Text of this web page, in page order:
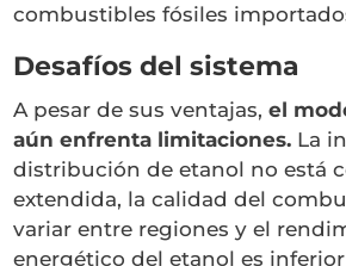
combustibles fósiles
Desafíos del sistema
A pesar de sus ventajas,el
aún enfrenta limitaciones. La
distribución de etanol no está
extendida, la calidad del
variar entre regiones y el
energético del etanol es